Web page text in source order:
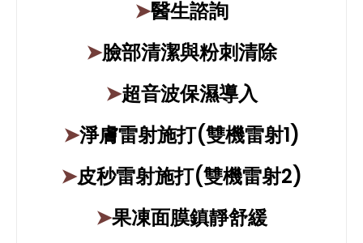
➤醫生諮詢
➤臉部清潔與粉刺清除
➤超音波保濕導入
➤淨膚雷射施打(雙機雷射1)
➤皮秒雷射施打(雙機雷射2)
➤果凍面膜鎮靜舒緩